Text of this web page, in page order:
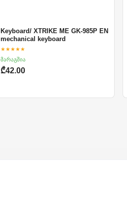
Keyboard/ XTRIKE ME GK-985P EN
mechanical keyboard
★★★★★
მარაგშია
₾42.00